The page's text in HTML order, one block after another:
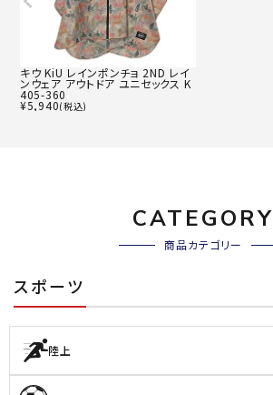
キウ KiU レインポンチョ 2ND レイ
ンウェア アウトドア ユニセックス K
405-360
¥5,940(税込)
CATEGORY
商品カテゴリー
スポーツ
陸上